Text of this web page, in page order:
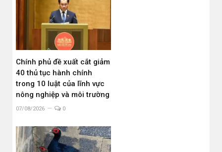
Chính phủ đề xuất cắt giảm
40 thủ tục hành chính
trong 10 luật của lĩnh vực
nông nghiệp và môi trường
07/08/2026 0